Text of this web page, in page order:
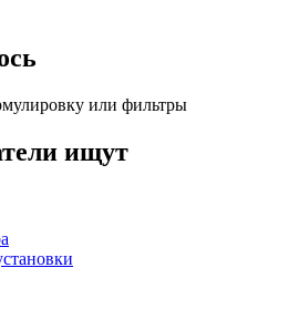
или фильтры
ищут